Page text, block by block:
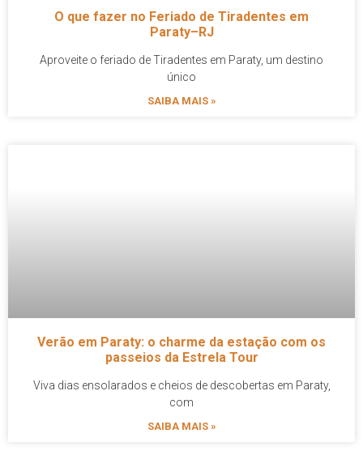
O que fazer no Feriado de Tiradentes em
Paraty–RJ
Aproveite o feriado de Tiradentes em Paraty, um destino
único
SAIBA MAIS »
Verão em Paraty: o charme da estação com os
passeios da Estrela Tour
Viva dias ensolarados e cheios de descobertas em Paraty,
com
SAIBA MAIS »